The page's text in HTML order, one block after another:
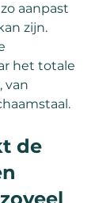
aanpast
zijn.
het totale
van
de